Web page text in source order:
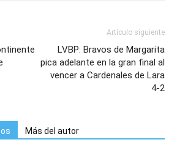
Artículo siguiente
LVBP: Bravos de Margarita
pica adelante en la gran final al
vencer a Cardenales de Lara
4-2
Más del autor